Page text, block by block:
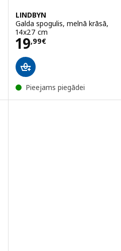
LINDBYN
Galda spogulis, melnā krāsā,
14x27 cm
19,99€
Cena 19,99€
Pieejams piegādei